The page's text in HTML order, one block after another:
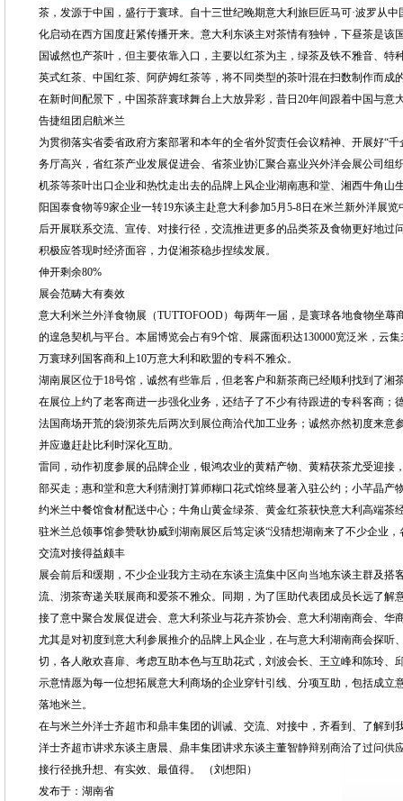
茶，发源于中国，盛行于寰球。自十三世纪晚期意大利旅巨匠马可·波罗从
化启动在西方国度赶紧传播开来。意大利东谈主对茶情有独钟，下昼茶是该
国诚然也产茶叶，但主要依靠入口，主要以红茶为主，绿茶及铁不雅音、特
英式红茶、中国红茶、阿萨姆红茶等，将不同类型的茶叶混在扫数制作而成
在新时间配景下，中国茶辞寰球舞台上大放异彩，昔日20年间跟着中国与意
告捷组团启航米兰
为贯彻落实省委省政府方案部署和本年的全省外贸责任会议精神、开展好“
务厅高兴，省红茶产业发展促进会、省茶业协汇聚合嘉业兴外洋会展公司组
机茶等茶叶出口企业和热忱走出去的品牌上风企业湖南惠和堂、湘西牛角山
阳国泰食物等9家企业一转19东谈主赴意大利参加5月5-8日在米兰新外洋展
后开展联系交流、宣传、对接行径，交流推进更多的品类茶及食物更好地过
积极应答现时经济面容，力促湘茶稳步捏续发展。
伸开剩余80%
展会范畴大有奏效
意大利米兰外洋食物展（TUTTOFOOD）每两年一届，是寰球各地食物坐
的遑急契机与平台。本届博览会占有9个馆、展露面积达130000宽泛米，云
万寰球列国客商和上10万意大利和欧盟的专科不雅众。
湖南展区位于18号馆，诚然有些靠后，但老客户和新茶商已经顺利找到了湘
在展位上约了老客商进一步强化业务，还结子了不少有待跟进的专科客商；
法国商场开荒的袋沏茶先后两次到展位商洽代加工业务；诚然亦然初度来意
并应邀赶赴比利时深化互助。
雷同，动作初度参展的品牌企业，银鸿农业的黄精产物、黄精茯茶尤受迎接
部买走；惠和堂和意大利猜测打算师糊口花式馆终显著入驻公约；小芊晶产
约米兰中餐馆食材配送中心；牛角山黄金绿茶、黄金红茶获快意大利高端茶
驻米兰总领事馆参赞耿协威到湖南展区后笃定谈“没猜想湖南来了不少企业
交流对接得益颇丰
展会前后和缓期，不少企业我方主动在东谈主流集中区向当地东谈主群及搭
流、沏茶寄递关联展商和爱茶不雅众。同期，为了匡助代表团成员长远了解
接了意中聚合发展促进会、意大利茶业与花卉茶协会、意大利湖南商会、华
尤其是对初度到意大利参展推介的品牌上风企业，在与意大利湖南商会探听
切，各人敞欢喜扉、考虑互助本色与互助花式，刘波会长、王立峰和陈玲、
示意情愿为每一位想拓展意大利商场的企业穿针引线、分项互助，包括成立
落地米兰。
在与米兰外洋士齐超市和鼎丰集团的训诫、交流、对接中，齐看到、了解到
洋士齐超市讲求东谈主唐晨、鼎丰集团讲求东谈主董智静辩别商洽了过问供
接行径挑升想、有实效、最值得。 （刘想阳）
发布于：湖南省